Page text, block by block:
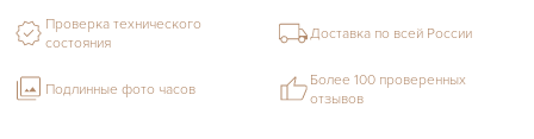
Проверка технического
состояния
Доставка по всей России
Подлинные фото часов
Более 100 проверенных
отзывов